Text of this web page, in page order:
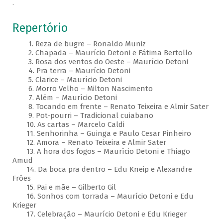
.
Repertório
1. Reza de bugre – Ronaldo Muniz
2. Chapada – Maurício Detoni e Fátima Bertollo
3. Rosa dos ventos do Oeste – Maurício Detoni
4. Pra terra – Maurício Detoni
5. Clarice – Maurício Detoni
6. Morro Velho – Milton Nascimento
7. Além – Maurício Detoni
8. Tocando em frente – Renato Teixeira e Almir Sater
9. Pot-pourri – Tradicional cuiabano
10. As cartas – Marcelo Caldi
11. Senhorinha – Guinga e Paulo Cesar Pinheiro
12. Amora – Renato Teixeira e Almir Sater
13. A hora dos fogos – Maurício Detoni e Thiago
Amud
14. Da boca pra dentro – Edu Kneip e Alexandre
Fróes
15. Pai e mãe – Gilberto Gil
16. Sonhos com torrada – Maurício Detoni e Edu
Krieger
17. Celebração – Maurício Detoni e Edu Krieger